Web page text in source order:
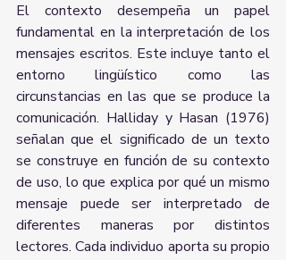
El contexto desempeña un papel
fundamental en la interpretación de los
mensajes escritos. Este incluye tanto el
entorno lingüístico como las
circunstancias en las que se produce la
comunicación. Halliday y Hasan (1976)
señalan que el significado de un texto
se construye en función de su contexto
de uso, lo que explica por qué un mismo
mensaje puede ser interpretado de
diferentes maneras por distintos
lectores. Cada individuo aporta su propio